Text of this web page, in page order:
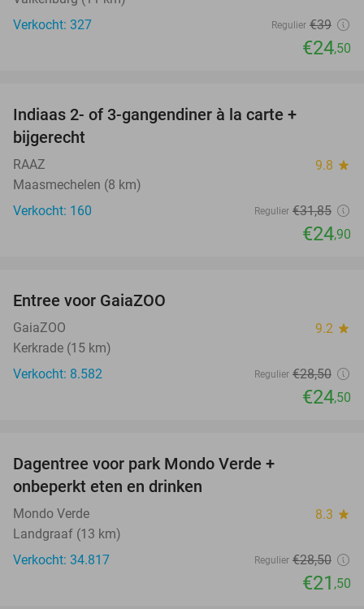
Verkocht: 327
Regulier €39
€24,50
Indiaas 2- of 3-gangendiner à la carte +
bijgerecht
RAAZ 9.8 star
Maasmechelen (8 km)
Verkocht: 160
Regulier €31,85
€24,90
Entree voor GaiaZOO
GaiaZOO 9.2 star
Kerkrade (15 km)
Verkocht: 8.582
Regulier €28,50
€24,50
Dagentree voor park Mondo Verde +
onbeperkt eten en drinken
Mondo Verde 8.3 star
Landgraaf (13 km)
Verkocht: 34.817
Regulier €28,50
€21 ,50